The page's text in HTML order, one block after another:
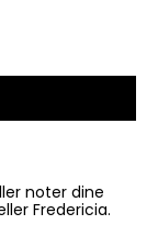
noter dine
Fredericia.